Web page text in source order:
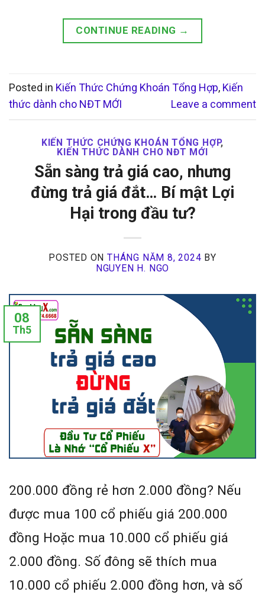
CONTINUE READING →
Posted in Kiến Thức Chứng Khoán Tổng Hợp, Kiến
thức dành cho NĐT MỚI
Leave a comment
KIẾN THỨC CHỨNG KHOÁN TỔNG HỢP,
KIẾN THỨC DÀNH CHO NĐT MỚI
Sẵn sàng trả giá cao, nhưng
đừng trả giá đắt… Bí mật Lợi
Hại trong đầu tư?
POSTED ONTHÁNG NĂM 8, 2024 BY
NGUYEN H. NGO
08
Th5
200.000 đồng rẻ hơn 2.000 đồng? Nếu
được mua 100 cổ phiếu giá 200.000
đồng Hoặc mua 10.000 cổ phiếu giá
2.000 đồng. Số đông sẽ thích mua
10.000 cổ phiếu 2.000 đồng hơn, và số